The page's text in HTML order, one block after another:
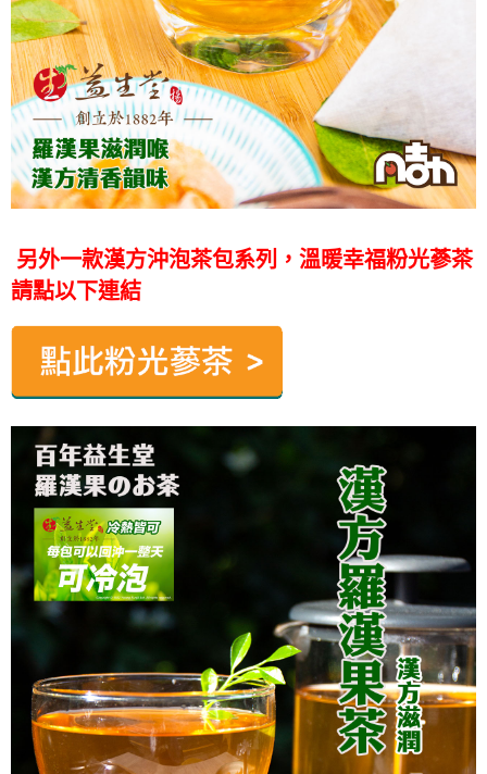
另外一款漢方沖泡茶包系列，溫暖幸福粉光蔘茶
請點以下連結